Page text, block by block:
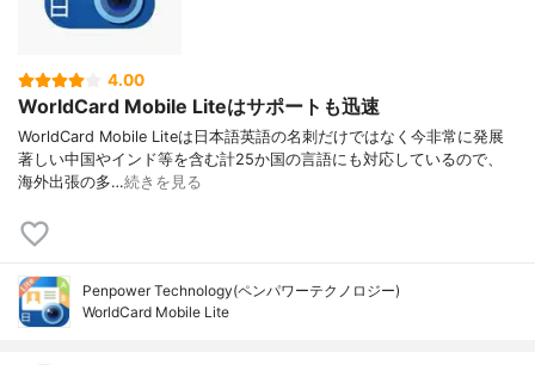
4.00
WorldCard Mobile Liteはサポートも迅速
WorldCard Mobile Liteは日本語英語の名刺だけではなく今非常に発展
著しい中国やインド等を含む計25か国の言語にも対応しているので、
海外出張の多…続きを見る
Penpower Technology(ペンパワーテクノロジー)
WorldCard Mobile Lite